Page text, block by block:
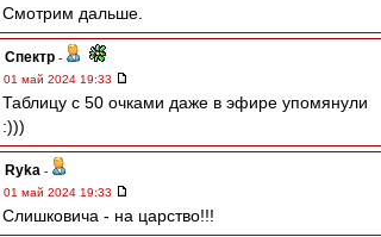
Смотрим дальше.
Спектр -
01 май 2024 19:33
Таблицу с 50 очками даже в эфире упомянули
:)))
Ryka -
01 май 2024 19:33
Слишковича - на царство!!!